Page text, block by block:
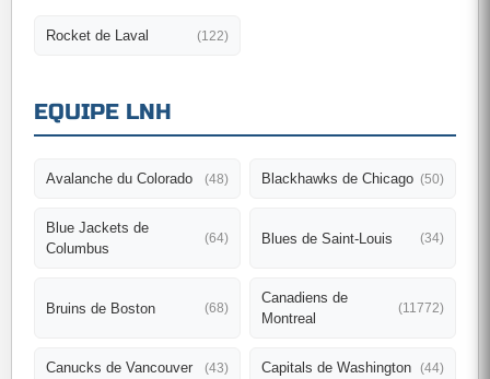
Rocket de Laval (122)
EQUIPE LNH
Avalanche du Colorado (48) Blackhawks de Chicago (50)
Blue Jackets de
Columbus
(64) Blues de Saint-Louis (34)
Bruins de Boston (68)
Canadiens de
Montreal
(11772)
Canucks de Vancouver (43) Capitals de Washington (44)